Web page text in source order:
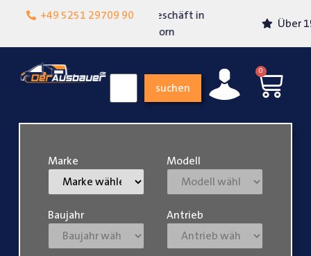
+49 5251 29709 90
Lokalgeschäft in
Über 15 Jahre Erfahrung
suchen
0
Marke Modell
Baujahr Antrieb